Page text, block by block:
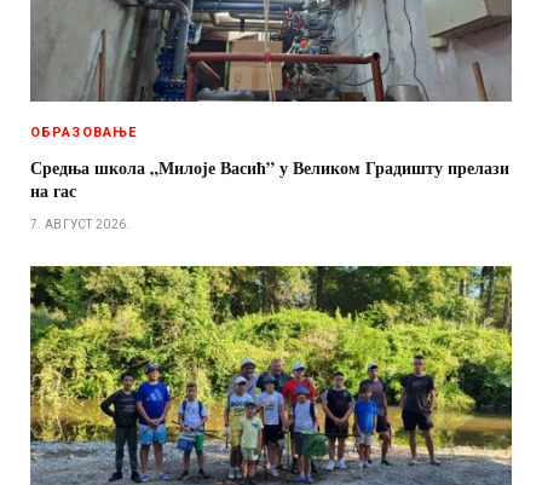
ОБРАЗОВАЊЕ
Средња школа „Милоје Васић” у Великом Градишту прелази
на гас
7. АВГУСТ 2026.